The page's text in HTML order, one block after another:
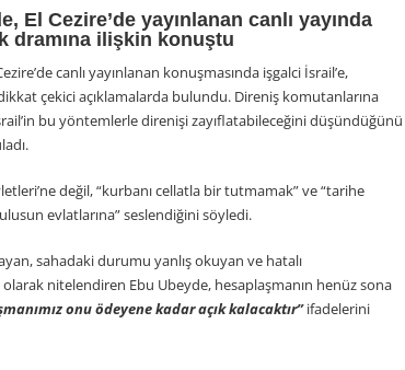
El Cezire’de yayınlanan canlı yayında
dramına ilişkin konuştu
canlı yayınlanan konuşmasında işgalci İsrail’e,
çekici açıklamalarda bulundu. Direniş komutanlarına
bu yöntemlerle direnişi zayıflatabileceğini düşündüğünü
değil, “kurbanı cellatla bir tutmamak” ve “tarihe
evlatlarına” seslendiğini söyledi.
sahadaki durumu yanlış okuyan ve hatalı
nitelendiren Ebu Ubeyde, hesaplaşmanın henüz sona
onu ödeyene kadar açık kalacaktır” ifadelerini